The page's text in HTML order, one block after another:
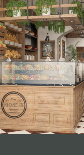
ARREDAMENTO
CONTATTO